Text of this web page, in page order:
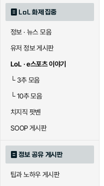
LoL 화제 집중
정보 · 뉴스 모음
유저 정보 게시판
LoL · e스포츠 이야기
└3추 모음
└10추 모음
치지직 팟벤
SOOP 게시판
정보 공유 게시판
팁과 노하우 게시판